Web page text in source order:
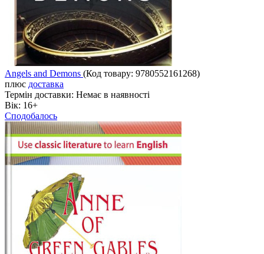
Angels and Demons (Код товару: 9780552161268)
плюс доставка
Термін доставки: Немає в наявності
Вік: 16+
Сподобалось